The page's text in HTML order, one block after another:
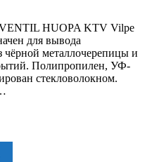
HUOPA KTV Vilpe
для вывода
металлочерепицы и
Полипропилен, УФ-
стекловолокном.